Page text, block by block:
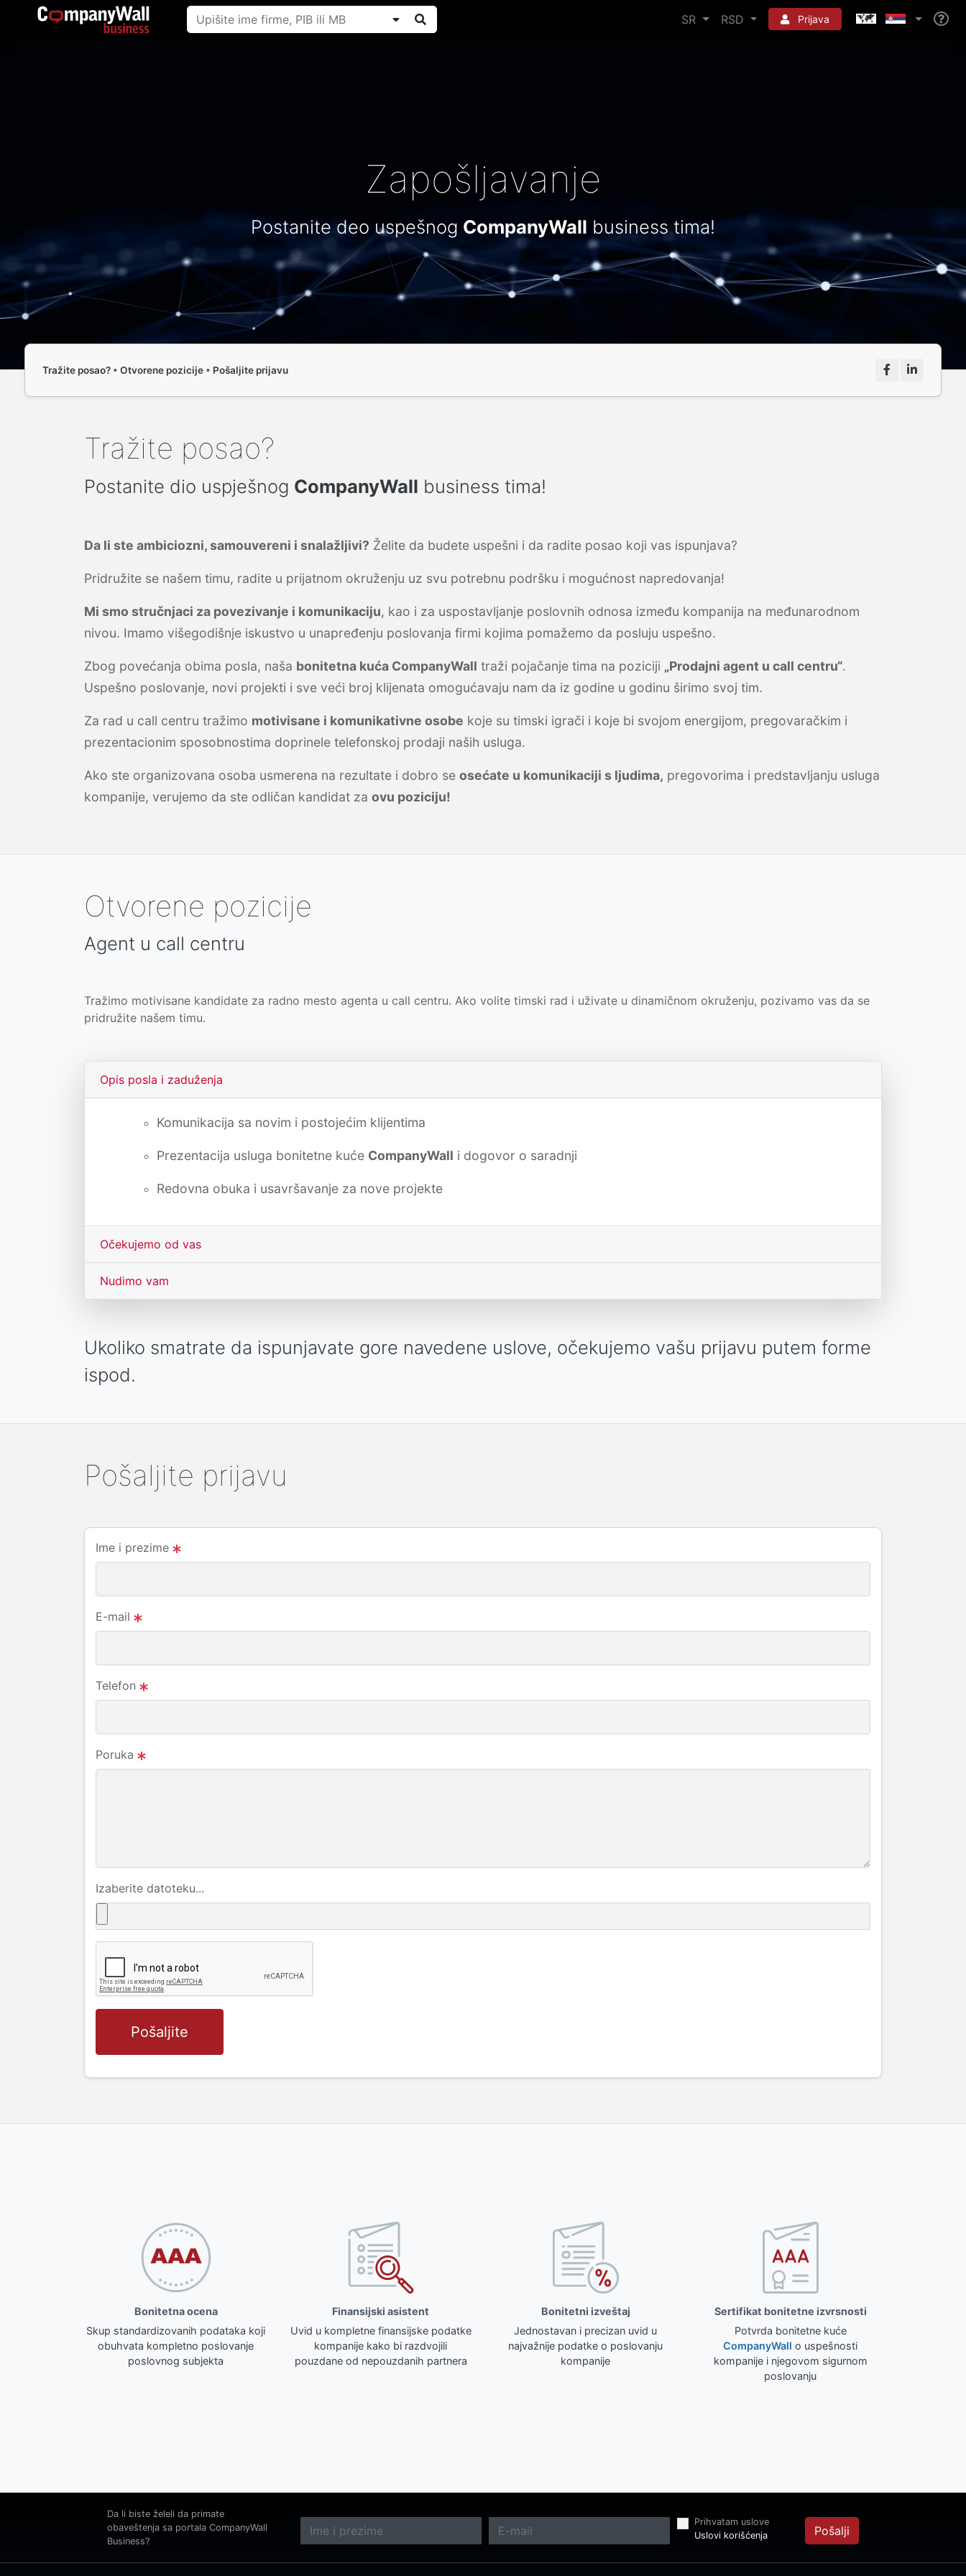
SR RSD Prijava
Zapošljavanje
Postanite deo uspešnog CompanyWall business tima!
Tražite posao?• Otvorene pozicije• Pošaljite prijavu
Tražite posao?
Postanite dio uspješnog CompanyWall business tima!
Da li ste ambiciozni, samouvereni i snalažljivi? Želite da budete uspešni i da radite posao koji vas ispunjava?
Pridružite se našem timu, radite u prijatnom okruženju uz svu potrebnu podršku i mogućnost napredovanja!
Mi smo stručnjaci za povezivanje i komunikaciju, kao i za uspostavljanje poslovnih odnosa između kompanija na međunarodnom
nivou. Imamo višegodišnje iskustvo u unapređenju poslovanja firmi kojima pomažemo da posluju uspešno.
Zbog povećanja obima posla, naša bonitetna kuća CompanyWall traži pojačanje tima na poziciji „Prodajni agent u call centru“.
Uspešno poslovanje, novi projekti i sve veći broj klijenata omogućavaju nam da iz godine u godinu širimo svoj tim.
Za rad u call centru tražimo motivisane i komunikativne osobe koje su timski igrači i koje bi svojom energijom, pregovaračkim i
prezentacionim sposobnostima doprinele telefonskoj prodaji naših usluga.
Ako ste organizovana osoba usmerena na rezultate i dobro se osećate u komunikaciji s ljudima, pregovorima i predstavljanju usluga
kompanije, verujemo da ste odličan kandidat za ovu poziciju!
Otvorene pozicije
Agent u call centru
Tražimo motivisane kandidate za radno mesto agenta u call centru. Ako volite timski rad i uživate u dinamičnom okruženju, pozivamo vas da se
pridružite našem timu.
Opis posla i zaduženja
Komunikacija sa novim i postojećim klijentima
Prezentacija usluga bonitetne kuće CompanyWall i dogovor o saradnji
Redovna obuka i usavršavanje za nove projekte
Očekujemo od vas
Nudimo vam
Ukoliko smatrate da ispunjavate gore navedene uslove, očekujemo vašu prijavu putem forme
ispod.
Pošaljite prijavu
Ime i prezime
E-mail
Telefon
Poruka
Izaberite datoteku...
Pošaljite
Bonitetna ocena
Skup standardizovanih podataka koji
obuhvata kompletno poslovanje
poslovnog subjekta
Finansijski asistent
Uvid u kompletne finansijske podatke
kompanije kako bi razdvojili
pouzdane od nepouzdanih partnera
Bonitetni izveštaj
Jednostavan i precizan uvid u
najvažnije podatke o poslovanju
kompanije
Sertifikat bonitetne izvrsnosti
Potvrda bonitetne kuće
CompanyWall o uspešnosti
kompanije i njegovom sigurnom
poslovanju
Da li biste želeli da primate
obaveštenja sa portala CompanyWall
Business?
Prihvatam uslove
Uslovi korišćenja
Pošalji